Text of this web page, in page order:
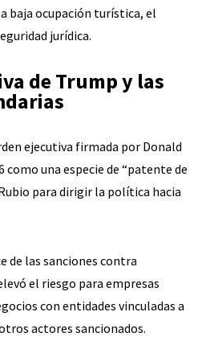
baja ocupación turística, el
jurídica.
de Trump y las
ejecutiva firmada por Donald
como una especie de “patente de
para dirigir la política hacia
de las sanciones contra
el riesgo para empresas
con entidades vinculadas a
actores sancionados.